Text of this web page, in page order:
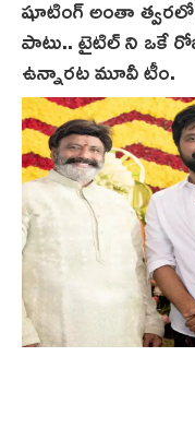
షూటింగ్ అంతా
పాటు.. టైటిల్ ని ఒకే
ఉన్నారట మూవీ టీం.